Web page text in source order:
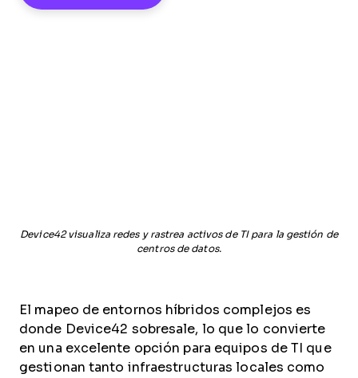
Device42 visualiza redes y rastrea activos de TI para la gestión de
centros de datos.
El mapeo de entornos híbridos complejos es
donde Device42 sobresale, lo que lo convierte
en una excelente opción para equipos de TI que
gestionan tanto infraestructuras locales como